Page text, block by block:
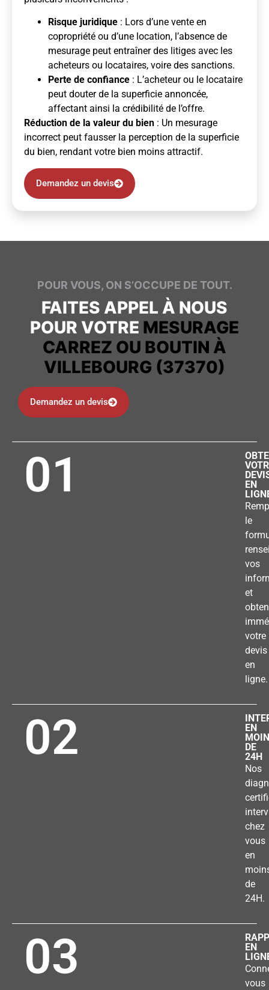
Risque juridique : Lors d’une vente en
copropriété ou d’une location, l’absence de
mesurage peut entraîner des litiges avec les
acheteurs ou locataires, voire des sanctions.
Perte de confiance : L’acheteur ou le locataire
peut douter de la superficie annoncée,
affectant ainsi la crédibilité de l’offre.
Réduction de la valeur du bien : Un mesurage
incorrect peut fausser la perception de la superficie
du bien, rendant votre bien moins attractif.
Demandez un devis
POUR VOUS, ON S’OCCUPE DE TOUT.
FAITES APPEL À NOUS
POUR VOTRE MESURAGE
CARREZ OU BOUTIN À
VILLEBOURG (37370)
Demandez un devis
01
EN
le
vos
et
votre
devis
en
ligne.
02
EN
DE
24H
Nos
chez
vous
en
de
24H.
03
EN
vous